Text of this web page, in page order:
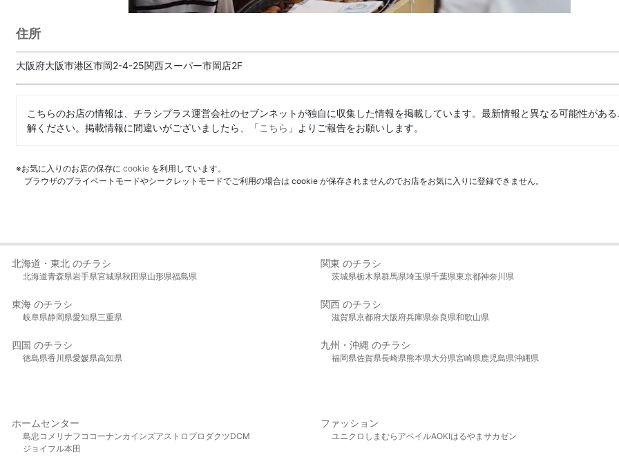
住所
大阪府大阪市港区市岡2-4-25関西スーパー市岡店2F
こちらのお店の情報は、チラシプラス運営会社のセブンネットが独自に収集した情報を掲載しています。最新情報と異なる可能性があ
解ください。掲載情報に間違いがございましたら、「こちら 」よりご報告をお願いします。
※お気に入りのお店の保存に cookie を利用しています。
ブラウザのプライベートモードやシークレットモードでご利用の場合は cookie が保存されませんのでお店をお気に入りに登録できません。
北海道・東北 のチラシ
北海道青森県岩手県宮城県秋田県山形県福島県
関東 のチラシ
茨城県栃木県群馬県埼玉県千葉県東京都神奈川県
東海 のチラシ
岐阜県静岡県愛知県三重県
関西 のチラシ
滋賀県京都府大阪府兵庫県奈良県和歌山県
四国 のチラシ
徳島県香川県愛媛県高知県
九州・沖縄 のチラシ
福岡県佐賀県長崎県熊本県大分県宮崎県鹿児島県沖縄県
ホームセンター
島忠 コメリ ナフコ コーナンカインズアストロプロダクツDCM
ジョイフル本田
ファッション
ユニクロ しまむら アベイルAOKIはるやま サカゼン